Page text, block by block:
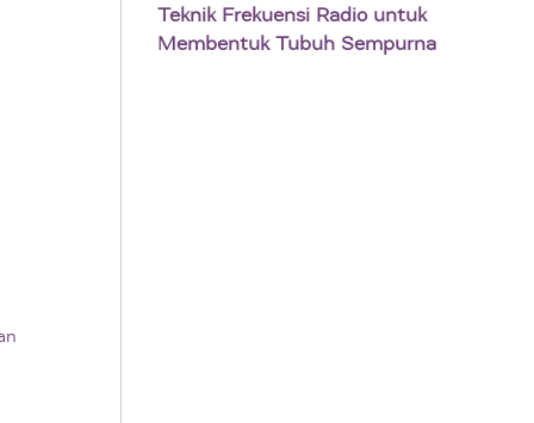
Teknik Frekuensi Radio untuk
Membentuk Tubuh Sempurna